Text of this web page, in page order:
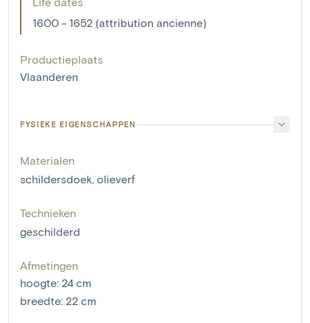
1600 - 1652 (attribution ancienne)
Productieplaats
Vlaanderen
FYSIEKE EIGENSCHAPPEN
Materialen
schildersdoek, olieverf
Technieken
geschilderd
Afmetingen
hoogte: 24 cm
breedte: 22 cm